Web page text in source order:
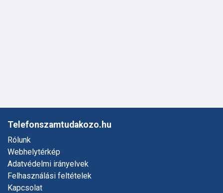
Telefonszamtudakozo.hu
Rólunk
Webhelytérkép
Adatvédelmi irányelvek
Felhasználási feltételek
Kapcsolat